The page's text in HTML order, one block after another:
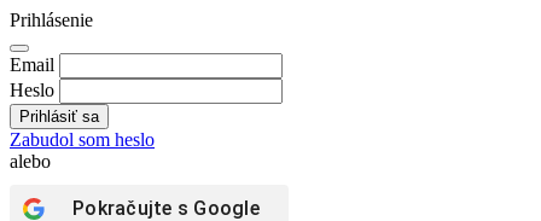
Prihlásenie
Email
Heslo
Zabudol som heslo
alebo
Pokračujte s Google